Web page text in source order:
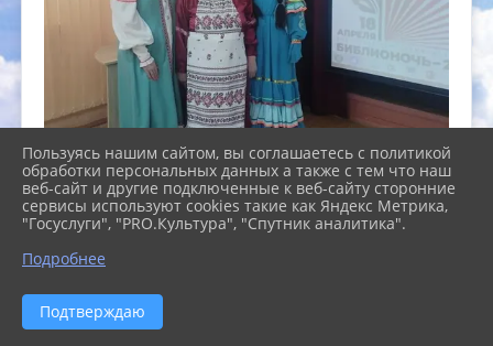
Пользуясь нашим сайтом, вы соглашаетесь с политикой
обработки персональных данных а также с тем что наш
веб-сайт и другие подключенные к веб-сайту сторонние
сервисы используют cookies такие как Яндекс Метрика,
"Госуслуги", "PRO.Культура", "Спутник аналитика".
Подробнее
Подтверждаю